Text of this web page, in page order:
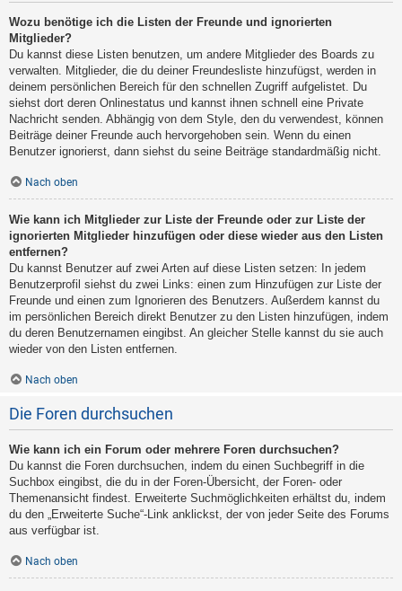
Wozu benötige ich die Listen der Freunde und ignorierten
Mitglieder?
Du kannst diese Listen benutzen, um andere Mitglieder des Boards zu
verwalten. Mitglieder, die du deiner Freundesliste hinzufügst, werden in
deinem persönlichen Bereich für den schnellen Zugriff aufgelistet. Du
siehst dort deren Onlinestatus und kannst ihnen schnell eine Private
Nachricht senden. Abhängig von dem Style, den du verwendest, können
Beiträge deiner Freunde auch hervorgehoben sein. Wenn du einen
Benutzer ignorierst, dann siehst du seine Beiträge standardmäßig nicht.
Nach oben
Wie kann ich Mitglieder zur Liste der Freunde oder zur Liste der
ignorierten Mitglieder hinzufügen oder diese wieder aus den Listen
entfernen?
Du kannst Benutzer auf zwei Arten auf diese Listen setzen: In jedem
Benutzerprofil siehst du zwei Links: einen zum Hinzufügen zur Liste der
Freunde und einen zum Ignorieren des Benutzers. Außerdem kannst du
im persönlichen Bereich direkt Benutzer zu den Listen hinzufügen, indem
du deren Benutzernamen eingibst. An gleicher Stelle kannst du sie auch
wieder von den Listen entfernen.
Nach oben
Die Foren durchsuchen
Wie kann ich ein Forum oder mehrere Foren durchsuchen?
Du kannst die Foren durchsuchen, indem du einen Suchbegriff in die
Suchbox eingibst, die du in der Foren-Übersicht, der Foren- oder
Themenansicht findest. Erweiterte Suchmöglichkeiten erhältst du, indem
du den „Erweiterte Suche“-Link anklickst, der von jeder Seite des Forums
aus verfügbar ist.
Nach oben